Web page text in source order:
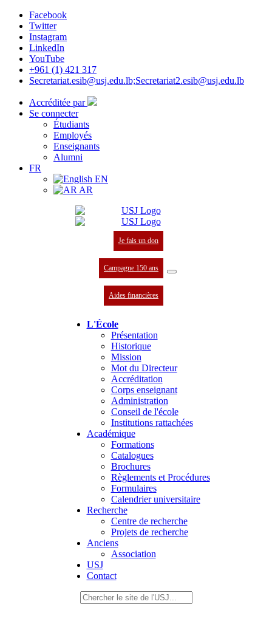
Facebook
Twitter
Instagram
LinkedIn
YouTube
+961 (1) 421 317
Secretariat.esib@usj.edu.lb;Secretariat2.esib@usj.edu.lb
Accréditée par
Se connecter
Étudiants
Employés
Enseignants
Alumni
FR
EN
AR
Je fais un don
Campagne 150 ans
Aides financières
L'École
Présentation
Historique
Mission
Mot du Directeur
Accréditation
Corps enseignant
Administration
Conseil de l'école
Institutions rattachées
Académique
Formations
Catalogues
Brochures
Règlements et Procédures
Formulaires
Calendrier universitaire
Recherche
Centre de recherche
Projets de recherche
Anciens
Association
USJ
Contact